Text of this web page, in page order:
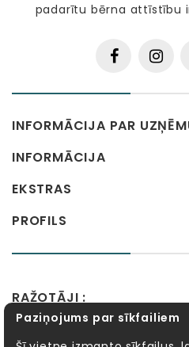
padarītu bērna attīstību
INFORMĀCIJA PAR
INFORMĀCIJA
EKSTRAS
PROFILS
RAŽOTĀJI :
Alexander Toys APLI kids
Paziņojums par sīkfailiem